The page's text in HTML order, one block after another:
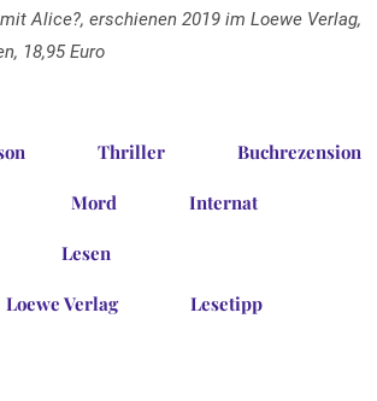
Alice?, erschienen 2019 im Loewe Verlag,
18,95 Euro
Thriller Buchrezension
Mord Internat
Lesen
Loewe Verlag Lesetipp